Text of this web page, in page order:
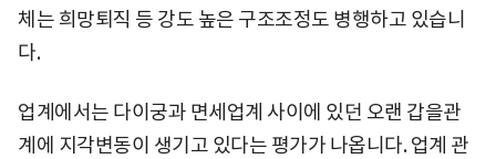
체는 희망퇴직 등 강도 높은 구조조정도 병행하고 있습니
다.
업계에서는 다이궁과 면세업계 사이에 있던 오랜 갑을관
계에 지각변동이 생기고 있다는 평가가 나옵니다. 업계 관